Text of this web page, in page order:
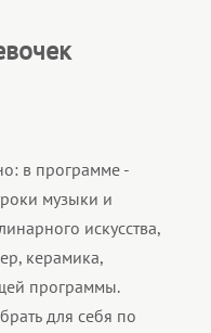
в программе -
музыки и
искусства,
керамика,
программы.
для себя по